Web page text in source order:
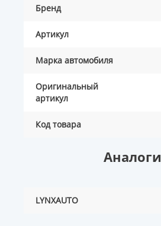
Бренд
Артикул
Марка автомобиля
Оригинальный
артикул
Код товара
Аналоги
LYNXAUTO